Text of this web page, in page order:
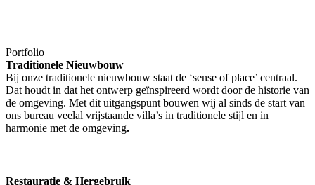
Portfolio
Traditionele Nieuwbouw
Bij onze traditionele nieuwbouw staat de ‘sense of place’ centraal.
Dat houdt in dat het ontwerp geïnspireerd wordt door de historie van
de omgeving. Met dit uitgangspunt bouwen wij al sinds de start van
ons bureau veelal vrijstaande villa’s in traditionele stijl en in
harmonie met de omgeving.
Restauratie & Hergebruik